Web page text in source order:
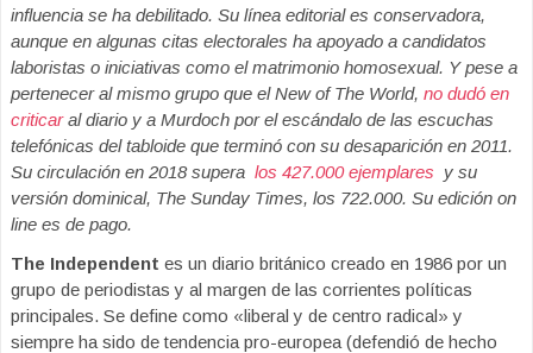
influencia se ha debilitado. Su línea editorial es conservadora,
aunque en algunas citas electorales ha apoyado a candidatos
laboristas o iniciativas como el matrimonio homosexual. Y pese a
pertenecer al mismo grupo que el New of The World, no dudó en
criticaral diario y a Murdoch por el escándalo de las escuchas
telefónicas del tabloide que terminó con su desaparición en 2011.
Su circulación en 2018 supera los 427.000 ejemplares y su
versión dominical, The Sunday Times, los 722.000. Su edición on
line es de pago.
The Independent es un diario británico creado en 1986 por un
grupo de periodistas y al margen de las corrientes políticas
principales. Se define como «liberal y de centro radical» y
siempre ha sido de tendencia pro-europea (defendió de hecho